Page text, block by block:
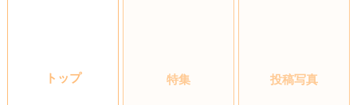
トップ 特集 投稿写真